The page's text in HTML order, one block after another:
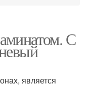
С
является